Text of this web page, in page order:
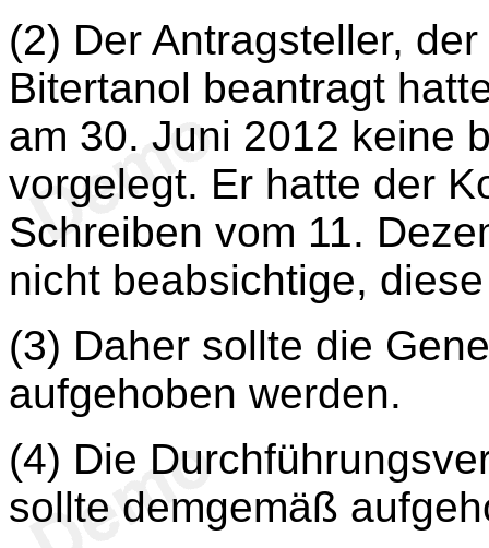
(2) Der Antragsteller,
Bitertanol beantragt
am 30. Juni 2012 keine
vorgelegt. Er hatte der
Schreiben vom 11.
nicht beabsichtige,
(3) Daher sollte die
aufgehoben werden.
(4) Die
sollte demgemäß